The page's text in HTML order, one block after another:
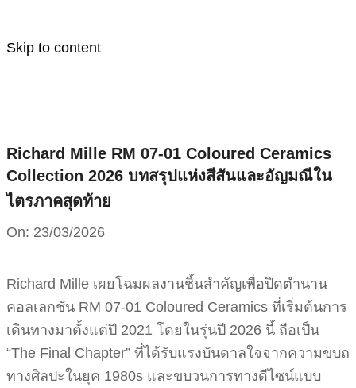
Skip to content
Richard Mille RM 07-01 Coloured Ceramics
Collection 2026 บทสรุปแห่งสีสันและอัญมณีใน
ไตรภาคสุดท้าย
On: 23/03/2026
Richard Mille เผยโฉมผลงานชิ้นสำคัญเพื่อปิดตำนาน
คอลเลกชัน RM 07-01 Coloured Ceramics ที่เริ่มต้นการ
เดินทางมาตั้งแต่ปี 2021 โดยในรุ่นปี 2026 นี้ ถือเป็น
“The Final Chapter” ที่ได้รับแรงบันดาลใจจากความขบถ
ทางศิลปะในยุค 1980s และขบวนการทางดีไซน์แบบ